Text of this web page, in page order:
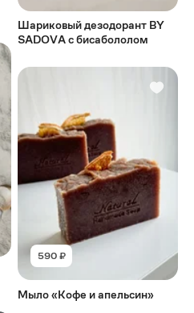
Шариковый дезодорант BY
SАDOVА с бисабололом
590 ₽
Мыло «Кофе и апельсин»